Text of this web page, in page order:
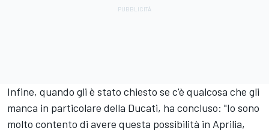
Infine, quando gli è stato chiesto se c'è qualcosa che gli
manca in particolare della Ducati, ha concluso: "Io sono
molto contento di avere questa possibilità in Aprilia,